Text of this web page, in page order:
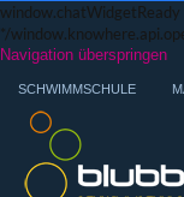
*/
Navigation überspringen
SCHWIMMSCHULE